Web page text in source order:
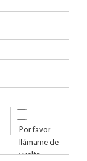
Por favor
llámame de
vuelta